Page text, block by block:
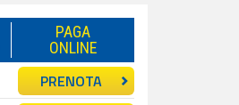
PAGA
ONLINE
PRENOTA